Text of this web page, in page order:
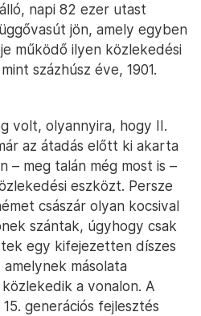
napi 82 ezer utast
jön, amely egyben
működő ilyen közlekedési
százhúsz éve, 1901.
volt, olyannyira, hogy II.
az átadás előtt ki akarta
– meg talán még most is –
eszközt. Persze
császár olyan kocsival
szántak, úgyhogy csak
egy kifejezetten díszes
amelynek másolata
a vonalon. A
generációs fejlesztés